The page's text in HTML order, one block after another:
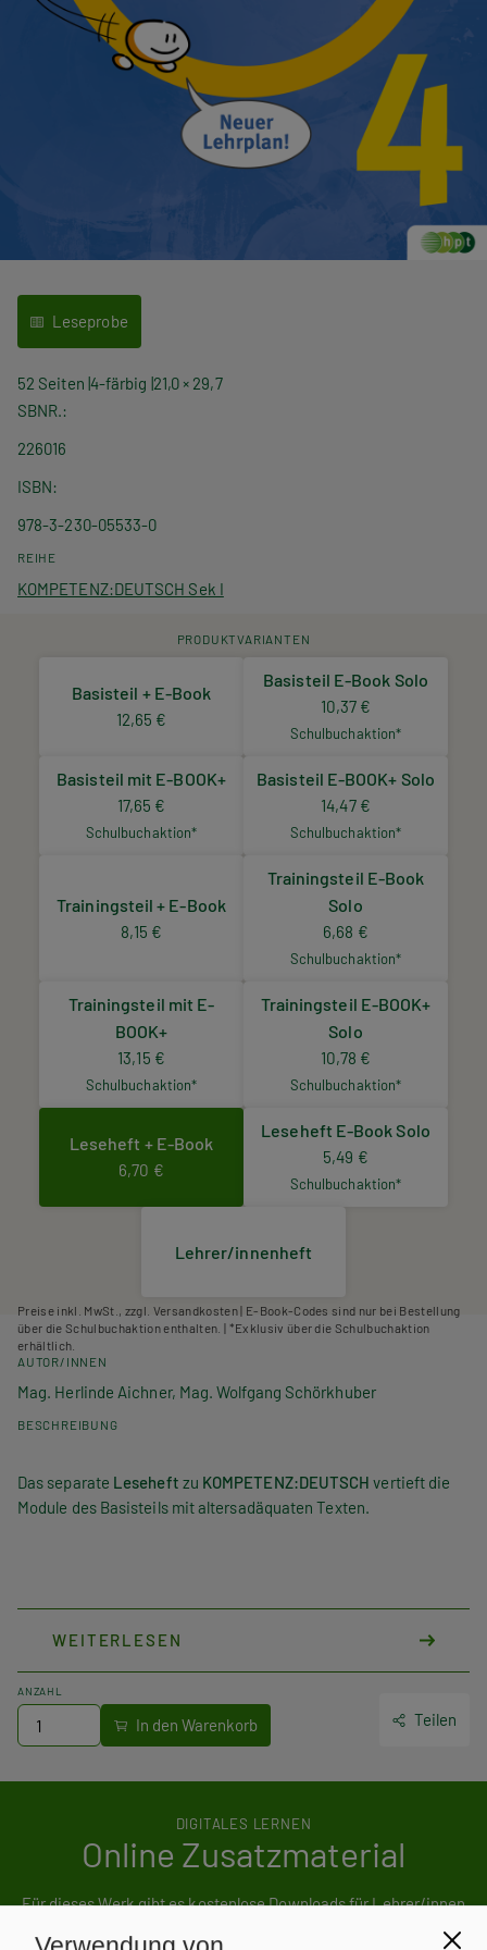
Leseprobe
52 Seiten 4-färbig 21,0 × 29,7
SBNR.
226016
ISBN
978-3-230-05533-0
REIHE
KOMPETENZ:DEUTSCH Sek I
PRODUKTVARIANTEN
Basisteil + E-Book
12,65 €
Basisteil E-Book Solo
10,37 €
Schulbuchaktion*
Basisteil mit E-BOOK+
17,65 €
Schulbuchaktion*
Basisteil E-BOOK+ Solo
14,47 €
Schulbuchaktion*
Trainingsteil + E-Book
8,15 €
Trainingsteil E-Book
Solo
6,68 €
Schulbuchaktion*
Trainingsteil mit E-
BOOK+
13,15 €
Schulbuchaktion*
Trainingsteil E-BOOK+
Solo
10,78 €
Schulbuchaktion*
Leseheft + E-Book
6,70 €
Leseheft E-Book Solo
5,49 €
Schulbuchaktion*
Lehrer/innenheft
Preise inkl. MwSt., zzgl. Versandkosten | E-Book-Codes sind nur bei Bestellung
über die Schulbuchaktion enthalten. | *Exklusiv über die Schulbuchaktion
erhältlich.
AUTOR/INNEN
Mag. Herlinde Aichner, Mag. Wolfgang Schörkhuber
BESCHREIBUNG
Das separate Leseheft zu KOMPETENZ:DEUTSCH vertieft die
Module des Basisteils mit altersadäquaten Texten.
WEITERLESEN
ANZAHL
Teilen
DIGITALES LERNEN
Online Zusatzmaterial
Für dieses Werk gibt es kostenlose Downloads für Lehrer/innen